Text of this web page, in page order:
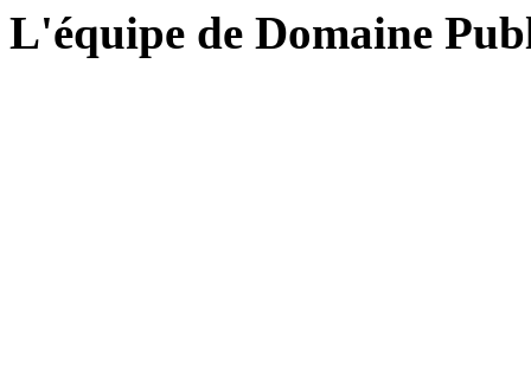
L'équipe de Domaine